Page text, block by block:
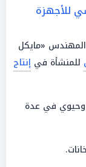
للأجهزة
«مايكل
للمنشأة في إنتاج
وحيوي في عدة